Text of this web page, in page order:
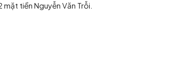
tiền Nguyễn Văn Trỗi.